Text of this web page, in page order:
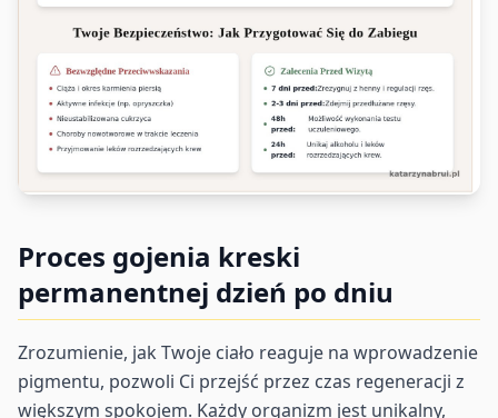
Proces gojenia kreski
permanentnej dzień po dniu
Zrozumienie, jak Twoje ciało reaguje na wprowadzenie
pigmentu, pozwoli Ci przejść przez czas regeneracji z
większym spokojem. Każdy organizm jest unikalny,